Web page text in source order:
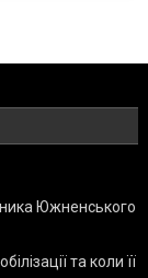
Южненського
та коли її